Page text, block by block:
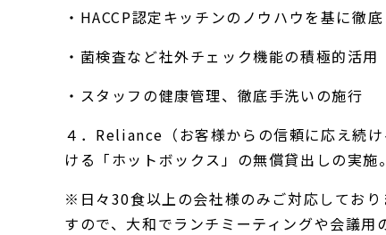
・HACCP認定キッチンのノウハウを基に徹
・菌検査など社外チェック機能の積極的活
・スタッフの健康管理、徹底手洗いの施行
４．Reliance（お客様からの信頼に応え続
ける「ホットボックス」の無償貸出しの実施。
※日々30食以上の会社様のみご対応してお
すので、大和でランチミーティングや会議